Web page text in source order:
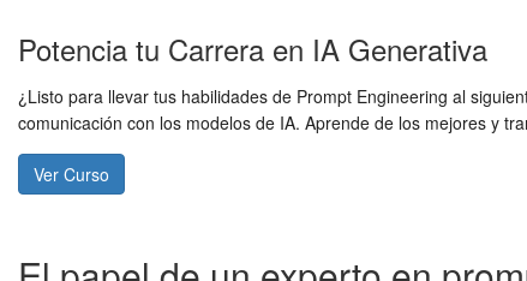
Potencia tu Carrera en IA Generativa
¿Listo para llevar tus habilidades de Prompt Engineering al
comunicación con los modelos de IA. Aprende de los mejores y
Ver Curso